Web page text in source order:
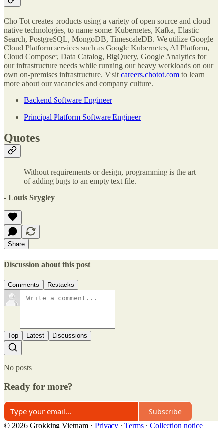
Cho Tot creates products using a variety of open source and cloud
native technologies, to name some: Kubernetes, Kafka, Elastic
Search, PostgreSQL, MongoDB, TimescaleDB. We utilize Google
Cloud Platform services such as Google Kubernetes, AI Platform,
Cloud Composer, Data Catalog, BigQuery, Google Analytics for
our infrastructure needs while running our heavy workloads on our
own on-premises infrastructure. Visit careers.chotot.com to learn
more about our vacancies and company culture.
Backend Software Engineer
Principal Platform Software Engineer
Quotes
Without requirements or design, programming is the art
of adding bugs to an empty text file.
- Louis Srygley
Share
Discussion about this post
Comments Restacks
Top Latest Discussions
No posts
Ready for more?
Subscribe
© 2026 Grokking Vietnam · Privacy ∙ Terms ∙ Collection notice